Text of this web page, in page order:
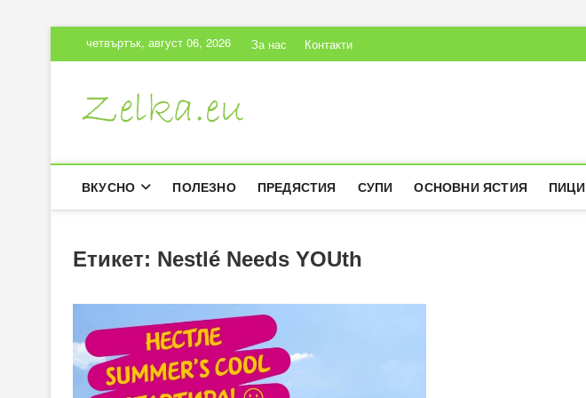
четвъртък, август 06, 2026 За нас Контакти
ВКУСНО ПОЛЕЗНО ПРЕДЯСТИЯ СУПИ ОСНОВНИ ЯСТИЯ ПИЦИ
Етикет: Nestlé Needs YOUth